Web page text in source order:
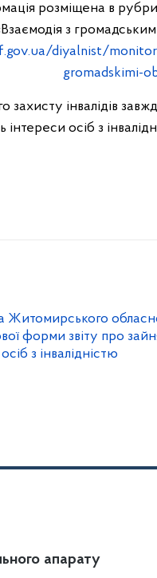
розміщена в
з
diyalnist/
gromadskimi-
захисту інвалідів
інтереси осіб з
Житомирського
форми звіту про
з інвалідністю
Громадянам
апарату